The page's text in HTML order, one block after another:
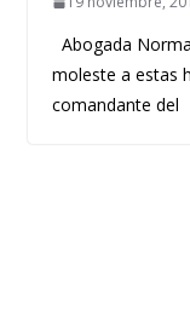
Abogada
moleste a estas
comandante del